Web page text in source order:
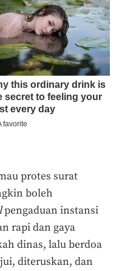
protes surat
boleh
pengaduan instansi
rapi dan gaya
dinas, lalu berdoa
diteruskan, dan